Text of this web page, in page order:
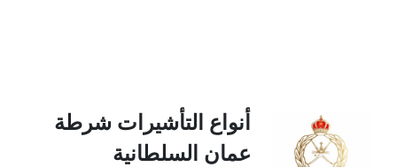
أنواع التأشيرات شرطة
عمان السلطانية